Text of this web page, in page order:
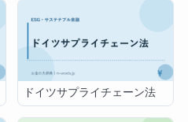
ドイツサプライチェーン法